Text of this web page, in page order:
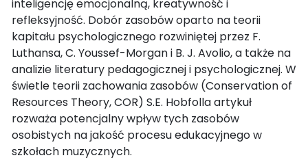
inteligencję emocjonalną, kreatywność i
refleksyjność. Dobór zasobów oparto na teorii
kapitału psychologicznego rozwiniętej przez F.
Luthansa, C. Youssef-Morgan i B. J. Avolio, a także na
analizie literatury pedagogicznej i psychologicznej. W
świetle teorii zachowania zasobów (Conservation of
Resources Theory, COR) S.E. Hobfolla artykuł
rozważa potencjalny wpływ tych zasobów
osobistych na jakość procesu edukacyjnego w
szkołach muzycznych.